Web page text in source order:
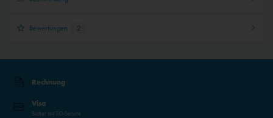
Bewertungen 2
Rechnung
Visa
Sicher mit 3D-Secure